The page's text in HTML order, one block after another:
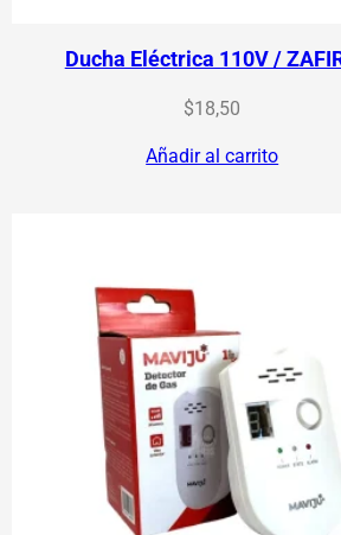
Ducha Eléctrica 110V /
$18,50
Añadir al carrito